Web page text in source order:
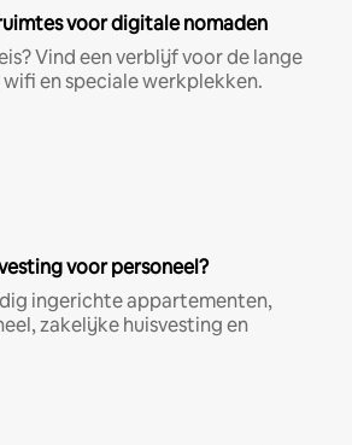
voor digitale nomaden
Vind een verblijf voor de lange
en speciale werkplekken.
voor personeel?
ingerichte appartementen,
zakelijke huisvesting en